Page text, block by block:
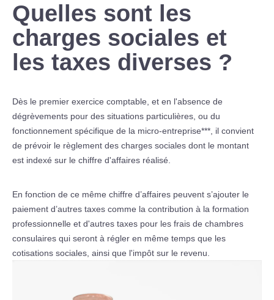
Quelles sont les
charges sociales et
les taxes diverses ?
Dès le premier exercice comptable, et en l'absence de
dégrèvements pour des situations particulières, ou du
fonctionnement spécifique de la micro-entreprise***, il convient
de prévoir le règlement des charges sociales dont le montant
est indexé sur le chiffre d'affaires réalisé.
En fonction de ce même chiffre d’affaires peuvent s’ajouter le
paiement d’autres taxes comme la contribution à la formation
professionnelle et d'autres taxes pour les frais de chambres
consulaires qui seront à régler en même temps que les
cotisations sociales, ainsi que l'impôt sur le revenu.